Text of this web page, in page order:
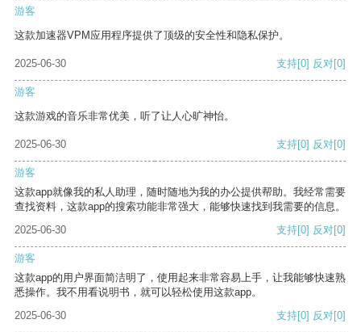
游客
这款加速器VPM应用程序提供了顶级的安全性和隐私保护。
2025-06-30 支持[0] 反对[0]
游客
这款游戏的音乐非常优美，听了让人心旷神怡。
2025-06-30 支持[0] 反对[0]
游客
这款app就像我的私人助理，随时随地为我的办公提供帮助。我经常需要
查找资料，这款app的搜索功能非常强大，能够快速找到我需要的信息。
2025-06-30
支持[0] 反对[0]
游客
这款app的用户界面简洁明了，使用起来非常容易上手，让我能够快速熟
悉操作。我不用看说明书，就可以轻松使用这款app。
2025-06-30
支持[0] 反对[0]